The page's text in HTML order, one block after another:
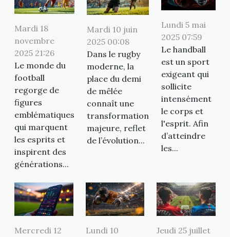
Mardi 18
novembre
2025 21:26
Le monde du
football
regorge de
figures
emblématiques
qui marquent
les esprits et
inspirent des
générations...
Mardi 10 juin
2025 00:08
Dans le rugby
moderne, la
place du demi
de mêlée
connaît une
transformation
majeure, reflet
de l’évolution...
Lundi 5 mai
2025 07:59
Le handball
est un sport
exigeant qui
sollicite
intensément
le corps et
l'esprit. Afin
d’atteindre
les...
Mercredi 12
Lundi 10
Jeudi 25 juillet